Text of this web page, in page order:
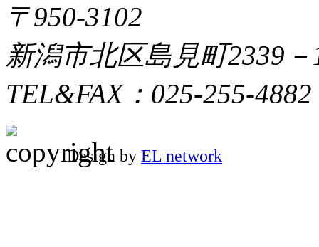
〒950-3102
新潟市北区島見町2339－
TEL&FAX：025-255-4882
Design by EL network